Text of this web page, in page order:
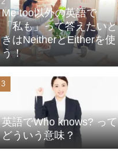
Me too以外の英語で
「私も」って答えたいと
きはNeitherとEitherを使
う！
英語でWho knows? って
どういう意味？